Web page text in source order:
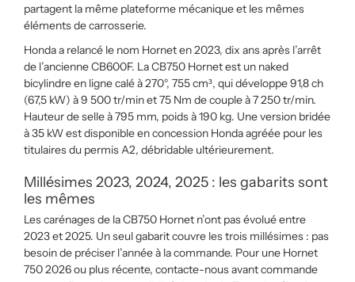
partagent la même plateforme mécanique et les mêmes
éléments de carrosserie.
Honda a relancé le nom Hornet en 2023, dix ans après l’arrêt
de l’ancienne CB600F. La CB750 Hornet est un naked
bicylindre en ligne calé à 270°, 755 cm³, qui développe 91,8 ch
(67,5 kW) à 9 500 tr/min et 75 Nm de couple à 7 250 tr/min.
Hauteur de selle à 795 mm, poids à 190 kg. Une version bridée
à 35 kW est disponible en concession Honda agréée pour les
titulaires du permis A2, débridable ultérieurement.
Millésimes 2023, 2024, 2025 : les gabarits sont
les mêmes
Les carénages de la CB750 Hornet n’ont pas évolué entre
2023 et 2025. Un seul gabarit couvre les trois millésimes : pas
besoin de préciser l’année à la commande. Pour une Hornet
750 2026 ou plus récente, contacte-nous avant commande